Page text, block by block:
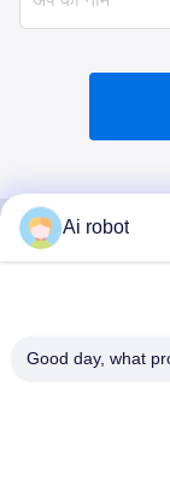
Ai robot
Good day, what